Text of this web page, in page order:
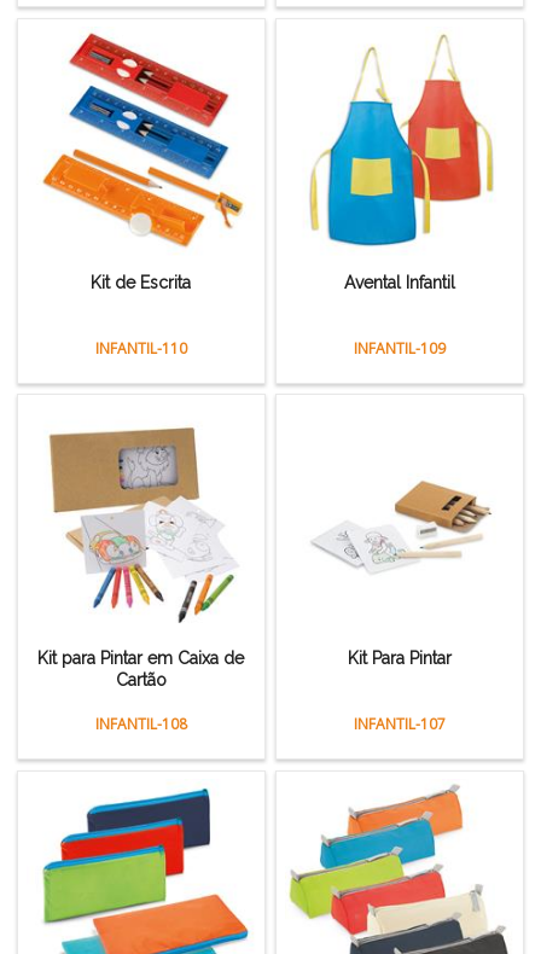
Kit de Escrita
INFANTIL-110
Avental Infantil
INFANTIL-109
Kit para Pintar em Caixa de
Cartão
INFANTIL-108
Kit Para Pintar
INFANTIL-107